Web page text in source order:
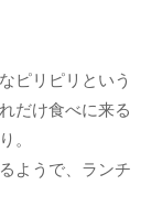
ピリピリという
だけ食べに来る
。
ようで、ランチ